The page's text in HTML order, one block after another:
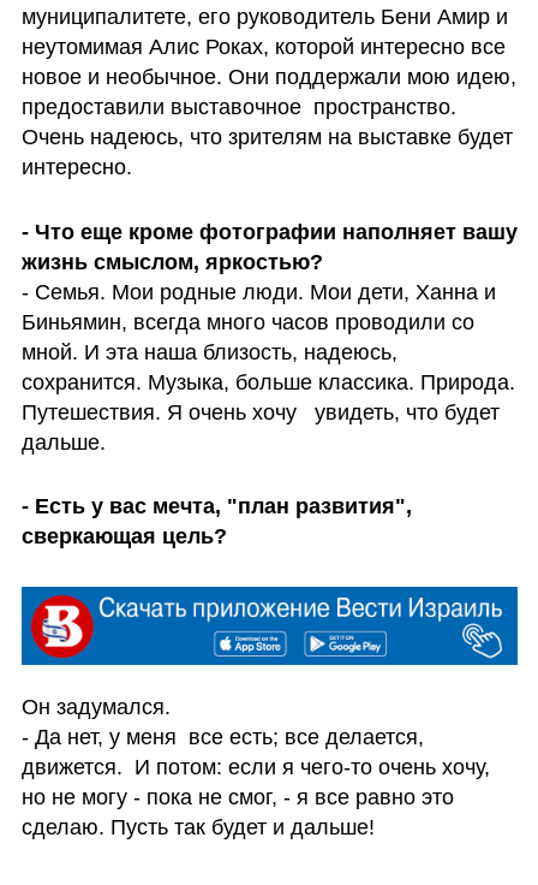
муниципалитете, его руководитель Бени Амир и
неутомимая Алис Роках, которой интересно все
новое и необычное. Они поддержали мою идею,
предоставили выставочное  пространство.
Очень надеюсь, что зрителям на выставке будет
интересно.
- Что еще кроме фотографии наполняет вашу
- Семья. Мои родные люди. Мои дети, Ханна и
Биньямин, всегда много часов проводили со
мной. И эта наша близость, надеюсь,
сохранится. Музыка, больше классика. Природа.
Путешествия. Я очень хочу   увидеть, что будет
дальше.
- Есть у вас мечта, "план развития",
сверкающая цель?
Он задумался.
- Да нет, у меня  все есть; все делается,
движется.  И потом: если я чего-то очень хочу,
но не могу - пока не смог, - я все равно это
сделаю. Пусть так будет и дальше!